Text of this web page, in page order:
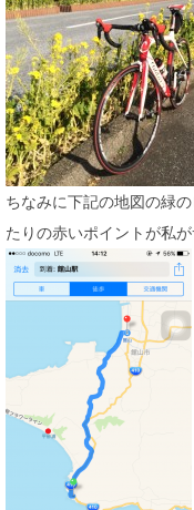
ちなみに下記の地図の緑
たりの赤いポイントが私